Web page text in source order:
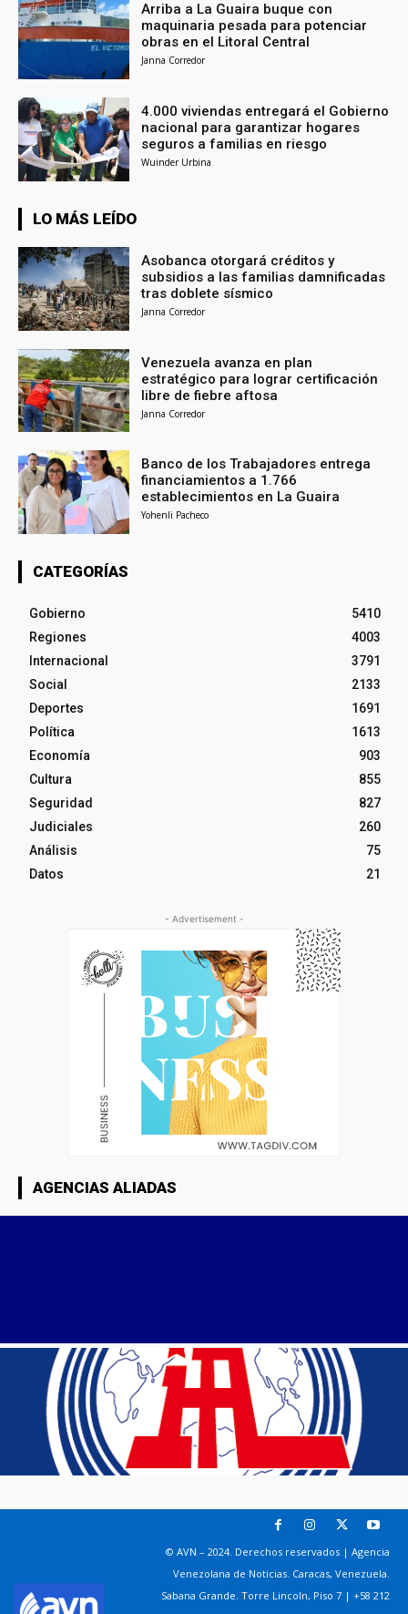
Arriba a La Guaira buque con
maquinaria pesada para potenciar
obras en el Litoral Central
Janna Corredor
4.000 viviendas entregará el Gobierno
nacional para garantizar hogares
seguros a familias en riesgo
Wuinder Urbina
LO MÁS LEÍDO
Asobanca otorgará créditos y
subsidios a las familias damnificadas
tras doblete sísmico
Janna Corredor
Venezuela avanza en plan
estratégico para lograr certificación
libre de fiebre aftosa
Janna Corredor
Banco de los Trabajadores entrega
financiamientos a 1.766
establecimientos en La Guaira
Yohenli Pacheco
CATEGORÍAS
Gobierno
5410
Regiones
4003
Internacional
3791
Social
2133
Deportes
1691
Política
1613
Economía
903
Cultura
855
Seguridad
827
Judiciales
260
Análisis
75
Datos
21
- Advertisement -
AGENCIAS ALIADAS
© AVN – 2024. Derechos reservados | Agencia
Venezolana de Noticias. Caracas, Venezuela.
Sabana Grande. Torre Lincoln, Piso 7 | +58 212